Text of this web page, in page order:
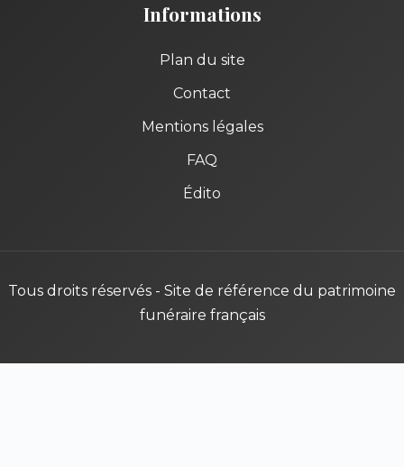
Informations
Plan du site
Contact
Mentions légales
FAQ
Édito
Tous droits réservés - Site de référence du patrimoine
funéraire français